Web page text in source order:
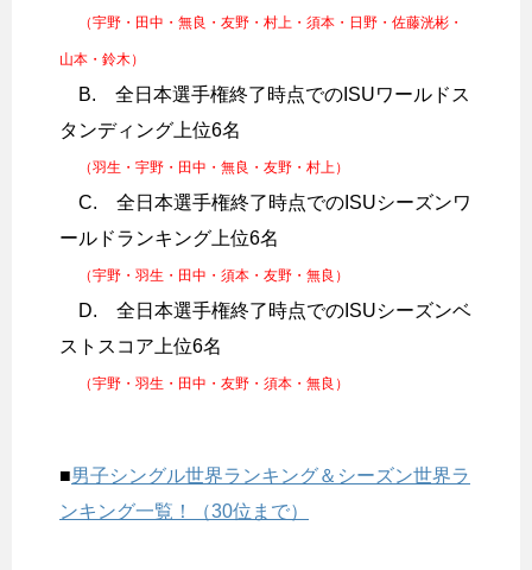
（宇野・田中・無良・友野・村上・須本・日野・佐藤洸彬・
山本・鈴木）
B. 全日本選手権終了時点でのISUワールドス
タンディング上位6名
（羽生・宇野・田中・無良・友野・村上）
C. 全日本選手権終了時点でのISUシーズンワ
ールドランキング上位6名
（宇野・羽生・田中・須本・友野・無良）
D. 全日本選手権終了時点でのISUシーズンベ
ストスコア上位6名
（宇野・羽生・田中・友野・須本・無良）
■男子シングル世界ランキング＆シーズン世界ラ
ンキング一覧！（30位まで）